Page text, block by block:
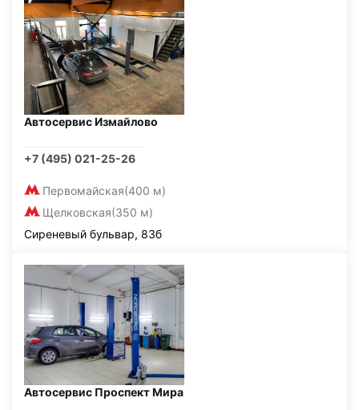
Автосервис Измайлово
+7 (495) 021-25-26
Первомайская(400 м)
Щелковская(350 м)
Сиреневый бульвар, 83б
Автосервис Проспект Мира